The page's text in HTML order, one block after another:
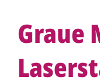
Graue